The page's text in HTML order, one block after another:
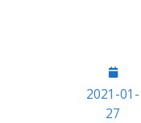
2021-01-
27